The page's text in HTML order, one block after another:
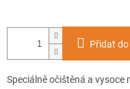
Přidat
Speciálně očištěná a